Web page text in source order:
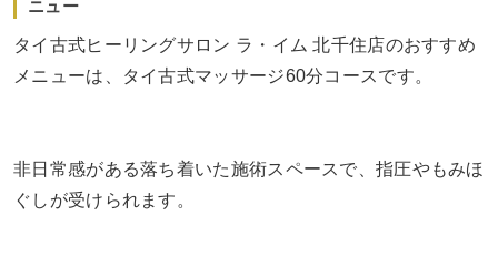
ニュー
タイ古式ヒーリングサロン ラ・イム 北千住店のおすすめ
メニューは、タイ古式マッサージ60分コースです。
非日常感がある落ち着いた施術スペースで、指圧やもみほ
ぐしが受けられます。